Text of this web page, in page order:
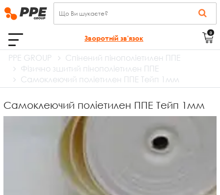
Зворотній зв'язок
0
PPE GROUP
Спінений пінополіетилен ППЕ
Фізично зшитий пінополіетилен ППЕ
Самоклеючий поліетилен ППЕ Тейп 1мм
Самоклеючий поліетилен ППЕ Тейп 1мм